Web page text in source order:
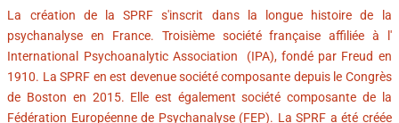
La création de la SPRF s'inscrit dans la longue histoire de la
psychanalyse en France. Troisième société française affiliée à l'
International Psychoanalytic Association (IPA), fondé par Freud en
1910. La SPRF en est devenue société composante depuis le Congrès
de Boston en 2015. Elle est également société composante de la
Fédération Européenne de Psychanalyse (FEP). La SPRF a été créée